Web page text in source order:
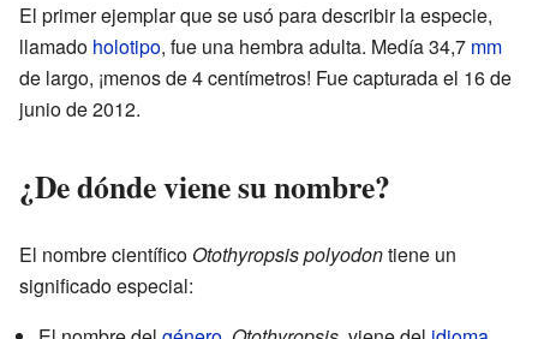
El primer ejemplar que se usó para describir la especie,
llamado holotipo, fue una hembra adulta. Medía 34,7 mm
de largo, ¡menos de 4 centímetros! Fue capturada el 16 de
junio de 2012.
¿De dónde viene su nombre?
El nombre científico Otothyropsis polyodontiene un
significado especial: